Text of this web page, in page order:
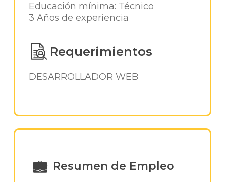
Educación mínima: Técnico
3 Años de experiencia
Requerimientos
DESARROLLADOR WEB
Resumen de Empleo